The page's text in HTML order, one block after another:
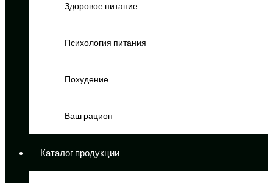
Здоровое питание
Психология питания
Похудение
Ваш рацион
Каталог продукции